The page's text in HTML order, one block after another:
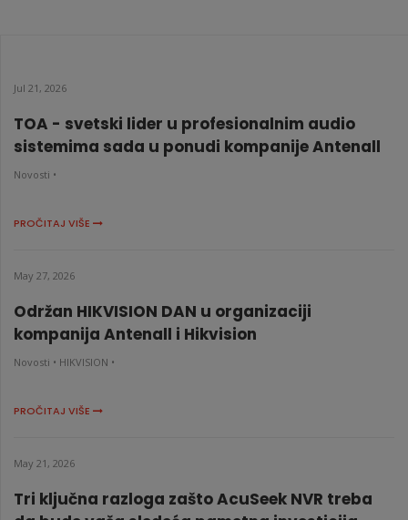
Jul 21, 2026
TOA - svetski lider u profesionalnim audio
sistemima sada u ponudi kompanije Antenall
Novosti •
PROČITAJ VIŠE
May 27, 2026
Održan HIKVISION DAN u organizaciji
kompanija Antenall i Hikvision
Novosti • HIKVISION •
PROČITAJ VIŠE
May 21, 2026
Tri ključna razloga zašto AcuSeek NVR treba